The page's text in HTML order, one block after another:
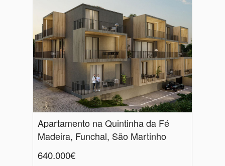
Apartamento na Quintinha da Fé
Madeira, Funchal, São Martinho
640.000€